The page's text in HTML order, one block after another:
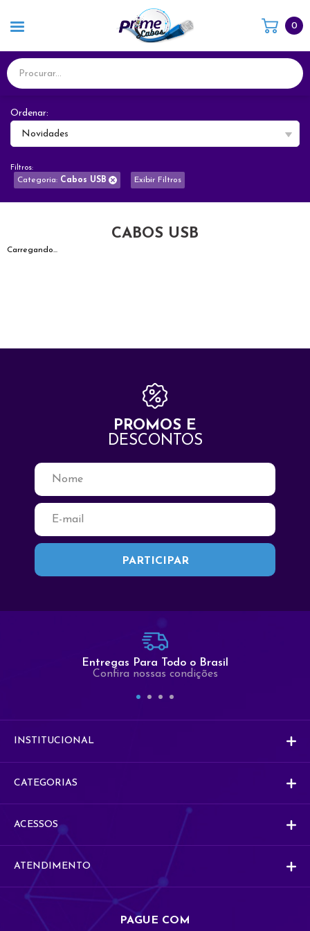
0
Ordenar:
Novidades
Filtros:
Categoria: Cabos USB Exibir Filtros
CABOS USB
Carregando...
PROMOS E
DESCONTOS
Entregas Para Todo o Brasil
Confira nossas condições
INSTITUCIONAL
CATEGORIAS
ACESSOS
ATENDIMENTO
PAGUE COM
Comercial
Comercial
Vendas